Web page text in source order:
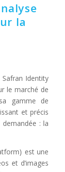
la
Safran Identity
le marché de
gamme de
et précis
demandée : la
est une
et d’images